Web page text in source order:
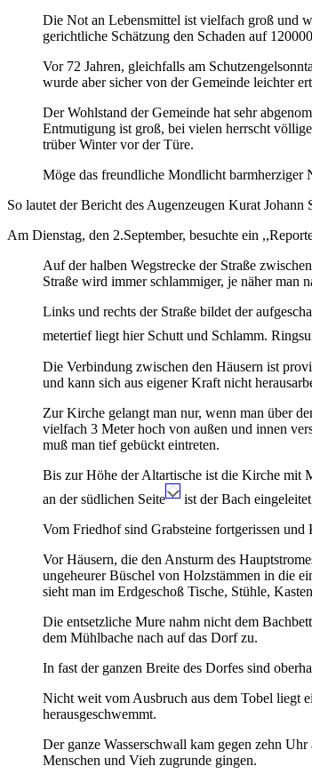
Die Not an Lebensmittel ist vielfach groß und
gerichtliche Schätzung den Schaden auf
Vor 72 Jahren, gleichfalls am
wurde aber sicher von der Gemeinde leichter
Der Wohlstand der Gemeinde hat sehr
Entmutigung ist groß, bei vielen herrscht
trüber Winter vor der Türe.
Möge das freundliche Mondlicht barmherziger
So lautet der Bericht des Augenzeugen Kurat Johann
Am Dienstag, den 2.September, besuchte ein
Auf der halben Wegstrecke der Straße
Straße wird immer schlammiger, je näher man
Links und rechts der Straße bildet der
metertief liegt hier Schutt und Schlamm.
Die Verbindung zwischen den Häusern ist
und kann sich aus eigener Kraft nicht
Zur Kirche gelangt man nur, wenn man über
vielfach 3 Meter hoch von außen und innen
muß man tief gebückt eintreten.
Bis zur Höhe der Altartische ist die Kirche mit
an der südlichen Seite
ist der Bach
Vom Friedhof sind Grabsteine fortgerissen
Vor Häusern, die den Ansturm des
ungeheurer Büschel von Holzstämmen in die
sieht man im Erdgeschoß Tische, Stühle,
Die entsetzliche Mure nahm nicht dem
dem Mühlbache nach auf das Dorf zu.
In fast der ganzen Breite des Dorfes sind
Nicht weit vom Ausbruch aus dem Tobel liegt
herausgeschwemmt.
Der ganze Wasserschwall kam gegen zehn
Menschen und Vieh zugrunde gingen.